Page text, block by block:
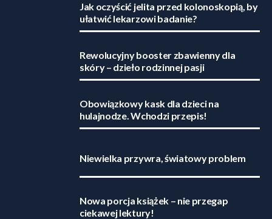
Jak oczyścić jelita przed kolonoskopią, by
ułatwić lekarzowi badanie?
Rewolucyjny booster zbawienny dla
skóry – dzieło rodzinnej pasji
Obowiązkowy kask dla dzieci na
hulajnodze. Wchodzi przepis!
Niewielka przywra, światowy problem
Nowa porcja książek – nie przegap
ciekawej lektury!